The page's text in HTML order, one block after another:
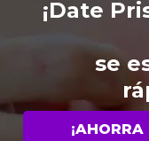
¡Date
se
¡AHORRA